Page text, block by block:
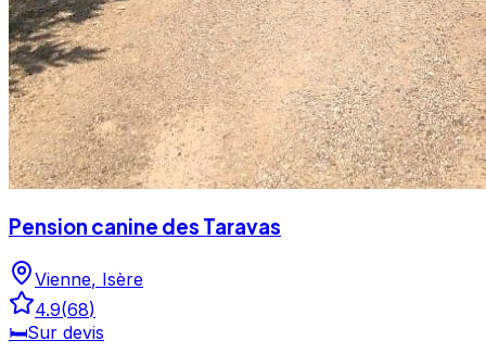
Pension canine des Taravas
Vienne, Isère
4.9(68)
🛏️Sur devis